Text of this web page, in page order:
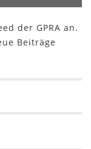
der GPRA an.
Beiträge